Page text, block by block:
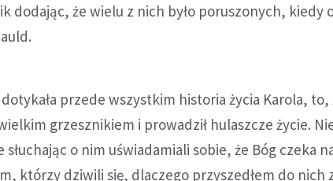
dodając, że wielu z nich było poruszonych, kiedy
przede wszystkim historia życia Karola, to,
grzesznikiem i prowadził hulaszcze życie.
słuchając o nim uświadamiali sobie, że Bóg czeka
którzy dziwili się, dlaczego przyszedłem do nich